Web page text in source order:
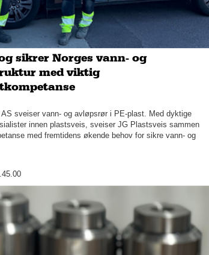
sikrer Norges vann- og
med viktig
sveiser vann- og avløpsrør i PE-plast. Med dyktige
innen plastsveis, sveiser JG Plastsveis sammen
med fremtidens økende behov for sikre vann- og